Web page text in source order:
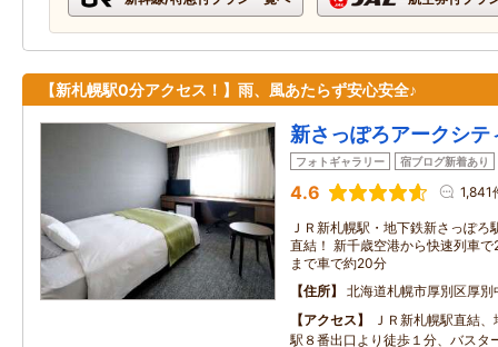
【新札幌駅0分アクセス！】雨、風あたらず安心安全♪
新さっぽろアークシテ
フォトギャラリー 宿ブログ新着あり
4.6 1,841
ＪＲ新札幌駅・地下鉄新さっぽ
直結！ 新千歳空港から快速列車
まで車で約20分
住所
北海道札幌市厚別区厚
アクセス
ＪＲ新札幌駅直結
駅８番出口より徒歩１分、バスタ